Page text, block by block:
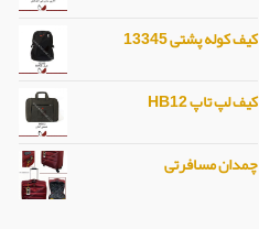
کیف کوله پشتی 13345
کیف لپ تاپ HB12
چمدان مسافرتی